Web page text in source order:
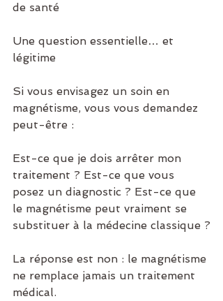
de santé
Une question essentielle… et
légitime
Si vous envisagez un soin en
magnétisme, vous vous demandez
peut-être :
Est-ce que je dois arrêter mon
traitement ? Est-ce que vous
posez un diagnostic ? Est-ce que
le magnétisme peut vraiment se
substituer à la médecine classique ?
La réponse est non : le magnétisme
ne remplace jamais un traitement
médical.